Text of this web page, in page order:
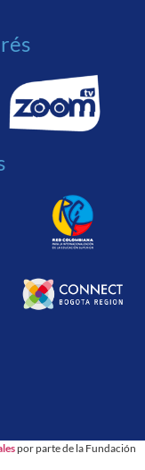
por parte de la Fundación